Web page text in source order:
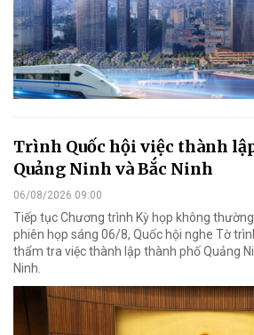
Trình Quốc hội việc thành
Quảng Ninh và Bắc Ninh
06/08/2026 09:00
Tiếp tục Chương trình Kỳ họp không
phiên họp sáng 06/8, Quốc hội nghe Tờ
thẩm tra việc thành lập thành phố Quảng
Ninh.